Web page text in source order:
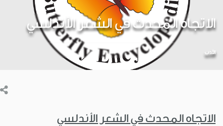
الاتجاه المحدث في الشعر الأندلسي
الأدب
الاتجاه المحدث في الشعر الأندلسي